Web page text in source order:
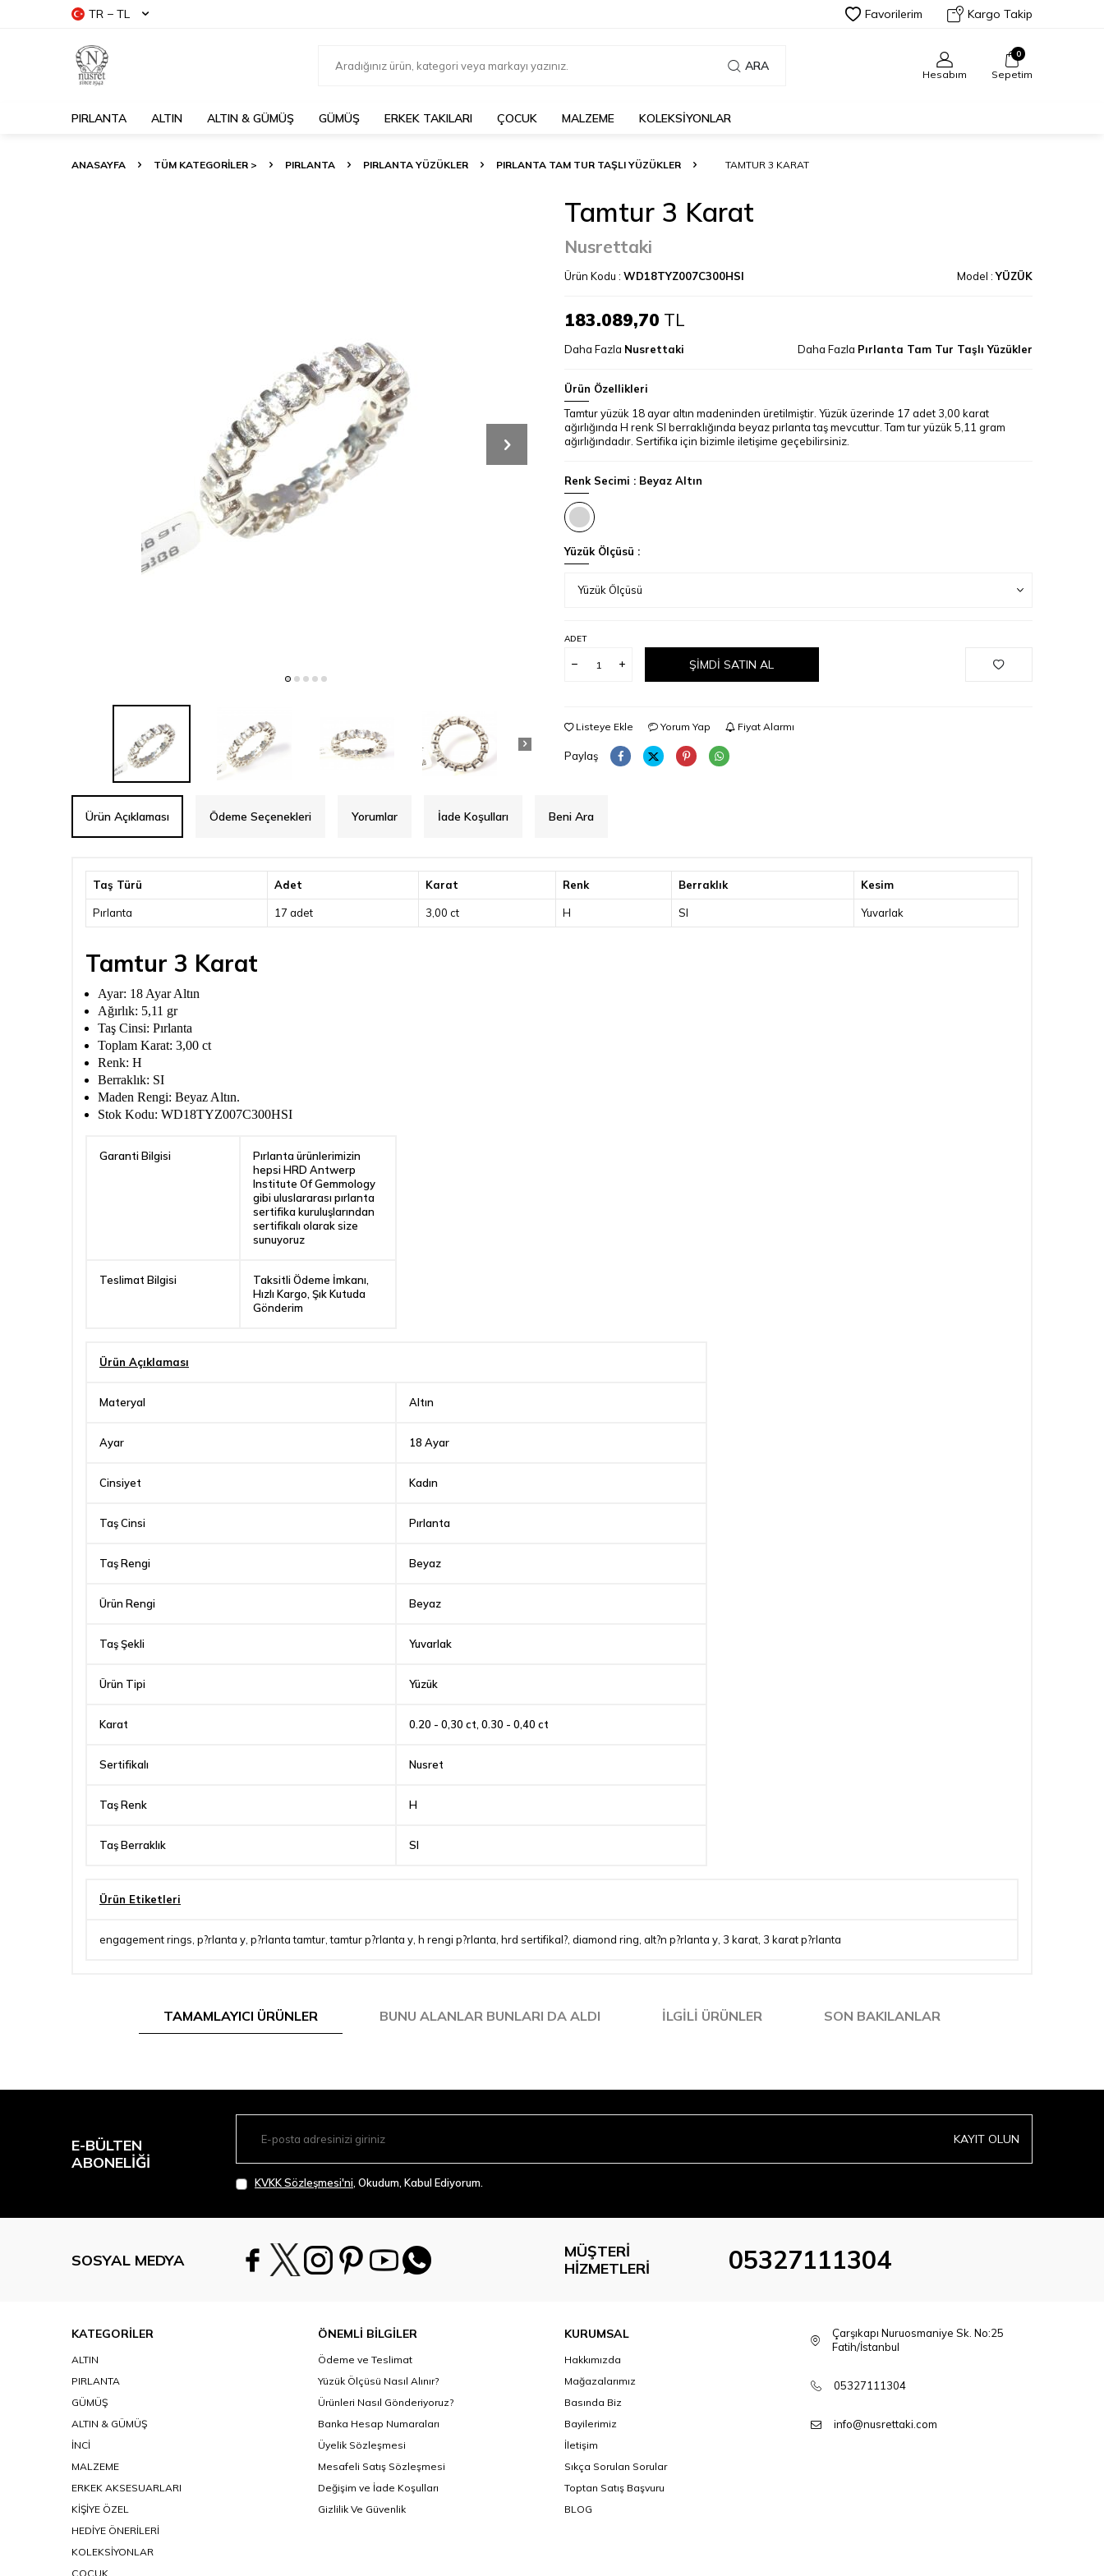
TR − TL Favorilerim Kargo Takip
ARA
Hesabım
0
Sepetim
PIRLANTA ALTIN ALTIN & GÜMÜŞ GÜMÜŞ ERKEK TAKILARI ÇOCUK MALZEME KOLEKSİYONLAR
ANASAYFA TÜM KATEGORİLER > PIRLANTA PIRLANTA YÜZÜKLER PIRLANTA TAM TUR TAŞLI YÜZÜKLER TAMTUR 3 KARAT
Tamtur 3 Karat
Nusrettaki
Ürün Kodu : WD18TYZ007C300HSI Model :YÜZÜK
183.089,70 TL
Daha Fazla Nusrettaki Daha Fazla Pırlanta Tam Tur Taşlı Yüzükler
Ürün Özellikleri
Tamtur yüzük 18 ayar altın madeninden üretilmiştir. Yüzük üzerinde 17 adet 3,00 karat
ağırlığında H renk SI berraklığında beyaz pırlanta taş mevcuttur. Tam tur yüzük 5,11 gram
ağırlığındadır. Sertifika için bizimle iletişime geçebilirsiniz.
Renk Secimi : Beyaz Altın
Yüzük Ölçüsü :
ADET
ŞIMDI SATIN AL
Listeye Ekle Yorum Yap Fiyat Alarmı
Paylaş
Ürün Açıklaması Ödeme Seçenekleri Yorumlar İade Koşulları Beni Ara
Taş Türü Adet Karat Renk Berraklık Kesim
Pırlanta 17 adet 3,00 ct H SI Yuvarlak
Tamtur 3 Karat
Ayar: 18 Ayar Altın
Ağırlık: 5,11 gr
Taş Cinsi: Pırlanta
Toplam Karat: 3,00 ct
Renk: H
Berraklık: SI
Maden Rengi: Beyaz Altın.
Stok Kodu: WD18TYZ007C300HSI
Garanti Bilgisi
Pırlanta ürünlerimizin
hepsi HRD Antwerp
Institute Of Gemmology
gibi uluslararası pırlanta
sertifika kuruluşlarından
sertifikalı olarak size
sunuyoruz
Teslimat Bilgisi
Taksitli Ödeme İmkanı,
Hızlı Kargo, Şık Kutuda
Gönderim
Ürün Açıklaması
Materyal Altın
Ayar 18 Ayar
Cinsiyet Kadın
Taş Cinsi Pırlanta
Taş Rengi Beyaz
Ürün Rengi Beyaz
Taş Şekli Yuvarlak
Ürün Tipi Yüzük
Karat 0.20 - 0,30 ct, 0.30 - 0,40 ct
Sertifikalı Nusret
Taş Renk H
Taş Berraklık SI
Ürün Etiketleri
engagement rings p?rlanta y p?rlanta tamtur ,tamtur p?rlanta y h rengi p?rlanta hrd sertifikal? diamond ring alt?n p?rlanta y 3 karat 3 karat p?rlanta
TAMAMLAYICI ÜRÜNLER BUNU ALANLAR BUNLARI DA ALDI İLGILI ÜRÜNLER SON BAKILANLAR
E-BÜLTEN
ABONELIĞI
KAYIT OLUN
KVKK Sözleşmesi'ni , Okudum, Kabul Ediyorum.
SOSYAL MEDYA
MÜŞTERI
HIZMETLERI
05327111304
KATEGORİLER
ALTIN
PIRLANTA
GÜMÜŞ
ALTIN & GÜMÜŞ
İNCİ
MALZEME
ERKEK AKSESUARLARI
KİŞİYE ÖZEL
HEDİYE ÖNERİLERİ
KOLEKSİYONLAR
ÇOÇUK
ÖNEMLİ BİLGİLER
Ödeme ve Teslimat
Yüzük Ölçüsü Nasıl Alınır?
Ürünleri Nasıl Gönderiyoruz?
Banka Hesap Numaraları
Üyelik Sözleşmesi
Mesafeli Satış Sözleşmesi
Değişim ve İade Koşulları
Gizlilik Ve Güvenlik
KURUMSAL
Hakkımızda
Mağazalarımız
Basında Biz
Bayilerimiz
İletişim
Sıkça Sorulan Sorular
Toptan Satış Başvuru
BLOG
Çarşıkapı Nuruosmaniye Sk. No:25
Fatih/İstanbul
05327111304
info@nusrettaki.com